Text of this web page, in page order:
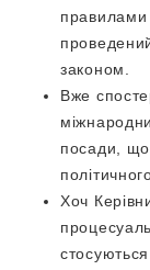
правилами
законом.
Вже
посади, що
Хоч